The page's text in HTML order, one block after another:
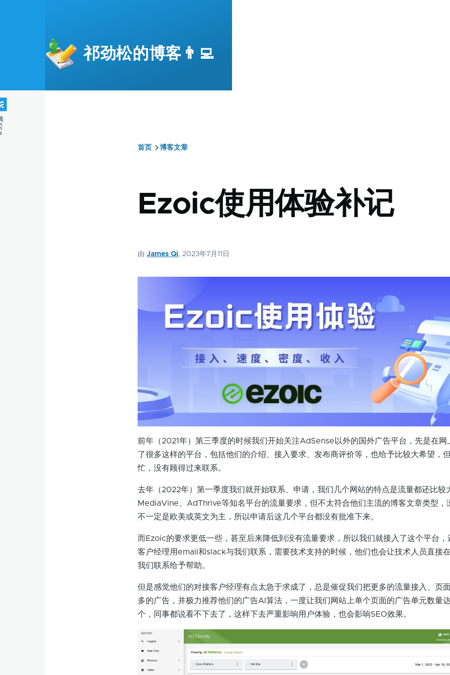
祁劲松的博客👨‍💻
屑
首页 博客文章
Ezoic使用体验补记
由James Qi, 2023年7月11日
前年（2021年）第三季度的时候我们开始关注AdSense以外的国外广告平台，先是在网
了很多这样的平台，包括他们的介绍、接入要求、发布商评价等，也给予比较大希望，
忙，没有顾得过来联系。
去年（2022年）第一季度我们就开始联系、申请，我们几个网站的特点是流量都还比较
MediaVine、AdThrive等知名平台的流量要求，但不太符合他们主流的博客文章类型，
不一定是欧美或英文为主，所以申请后这几个平台都没有批准下来。
而Ezoic的要求更低一些，甚至后来降低到没有流量要求，所以我们就接入了这个平台，
客户经理用email和slack与我们联系，需要技术支持的时候，他们也会让技术人员直接
我们联系给予帮助。
但是感觉他们的对接客户经理有点太急于求成了，总是催促我们把更多的流量接入、页
多的广告，并极力推荐他们的广告AI算法，一度让我们网站上单个页面的广告单元数量
个，同事都说看不下去了，这样下去严重影响用户体验，也会影响SEO效果。